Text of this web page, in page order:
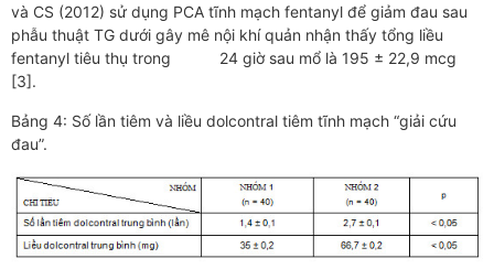
và CS (2012) sử dụng PCA tĩnh mạch fentanyl để giảm đau sau
phẫu thuật TG dưới gây mê nội khí quản nhận thấy tổng liều
fentanyl tiêu thụ trong 24 giờ sau mổ là 195 ± 22,9 mcg
[3].
Bảng 4: Số lần tiêm và liều dolcontral tiêm tĩnh mạch “giải cứu
đau”.